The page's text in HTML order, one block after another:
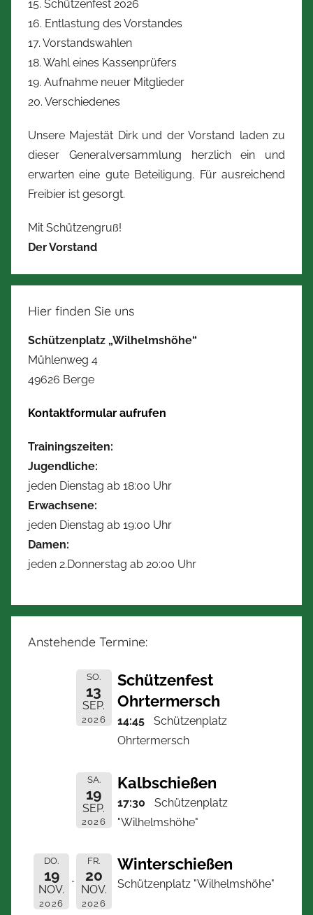
15. Schützenfest 2026
16. Entlastung des Vorstandes
17. Vorstandswahlen
18. Wahl eines Kassenprüfers
19. Aufnahme neuer Mitglieder
20. Verschiedenes
Unsere Majestät Dirk und der Vorstand laden zu
dieser Generalversammlung herzlich ein und
erwarten eine gute Beteiligung. Für ausreichend
Freibier ist gesorgt.
Mit Schützengruß!
Der Vorstand
Hier finden Sie uns
Schützenplatz „Wilhelmshöhe“
Mühlenweg 4
49626 Berge
Kontaktformular aufrufen
Trainingszeiten:
Jugendliche:
jeden Dienstag ab 18:00 Uhr
Erwachsene:
jeden Dienstag ab 19:00 Uhr
Damen:
jeden 2.Donnerstag ab 20:00 Uhr
Anstehende Termine:
SO.
13
SEP.
2026
Schützenfest
Ohrtermersch
14:45
Schützenplatz
Ohrtermersch
SA.
19
SEP.
2026
Kalbschießen
17:30
Schützenplatz
"Wilhelmshöhe"
DO.
19
NOV.
2026
FR.
20
NOV.
2026
Winterschießen
Schützenplatz "Wilhelmshöhe"